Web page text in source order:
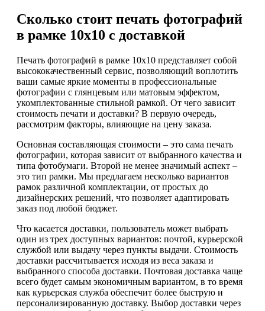
Сколько стоит печать фотографий
в рамке 10х10 с доставкой
Печать фотографий в рамке 10х10 представляет собой
высококачественный сервис, позволяющий воплотить
ваши самые яркие моменты в профессиональные
фотографии с глянцевым или матовым эффектом,
укомплектованные стильной рамкой. От чего зависит
стоимость печати и доставки? В первую очередь,
рассмотрим факторы, влияющие на цену заказа.
Основная составляющая стоимости – это сама печать
фотографии, которая зависит от выбранного качества и
типа фотобумаги. Второй не менее значимый аспект –
это тип рамки. Мы предлагаем несколько вариантов
рамок различной комплектации, от простых до
дизайнерских решений, что позволяет адаптировать
заказ под любой бюджет.
Что касается доставки, пользователь может выбрать
один из трех доступных вариантов: почтой, курьерской
службой или выдачу через пункты выдачи. Стоимость
доставки рассчитывается исходя из веса заказа и
выбранного способа доставки. Почтовая доставка чаще
всего будет самым экономичным вариантом, в то время
как курьерская служба обеспечит более быструю и
персонализированную доставку. Выбор доставки через